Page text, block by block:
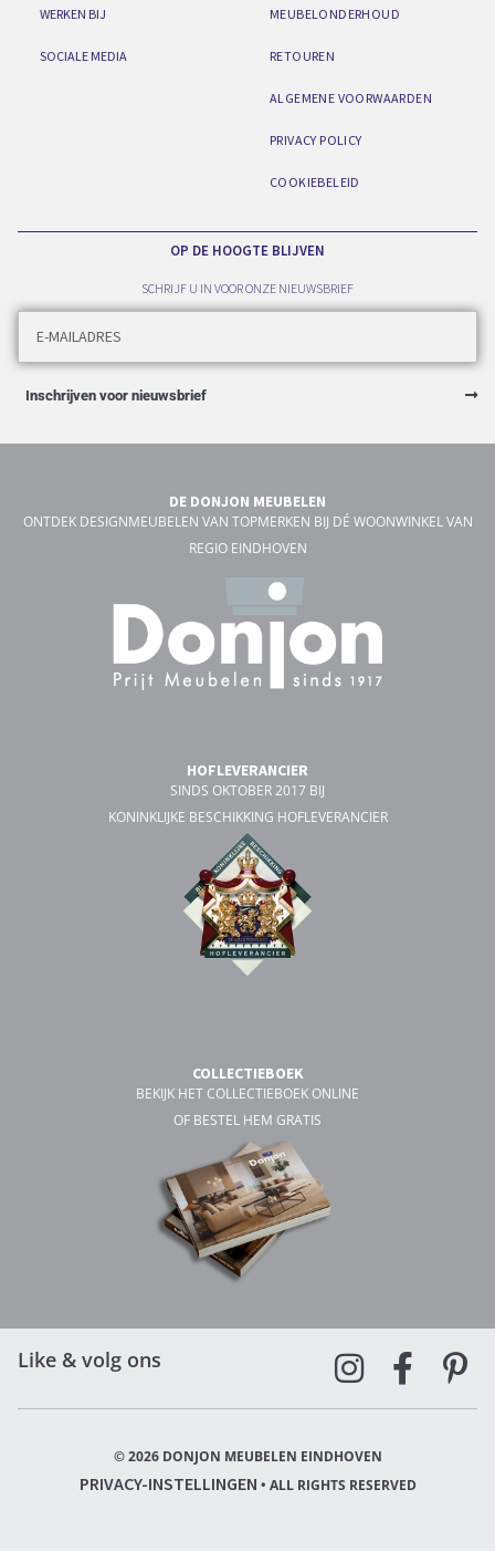
WERKEN BIJ
SOCIALE MEDIA
MEUBELONDERHOUD
RETOUREN
ALGEMENE VOORWAARDEN
PRIVACY POLICY
COOKIEBELEID
OP DE HOOGTE BLIJVEN
SCHRIJF U IN VOOR ONZE NIEUWSBRIEF
Inschrijven voor nieuwsbrief
DE DONJON MEUBELEN
ONTDEK DESIGNMEUBELEN VAN TOPMERKEN BIJ DÉ WOONWINKEL VAN
REGIO EINDHOVEN
HOFLEVERANCIER
SINDS OKTOBER 2017 BIJ
KONINKLIJKE BESCHIKKING HOFLEVERANCIER
COLLECTIEBOEK
BEKIJK HET COLLECTIEBOEK ONLINE
OF BESTEL HEM GRATIS
Like & volg ons
© 2026 DONJON MEUBELEN EINDHOVEN
PRIVACY-INSTELLINGEN • ALL RIGHTS RESERVED